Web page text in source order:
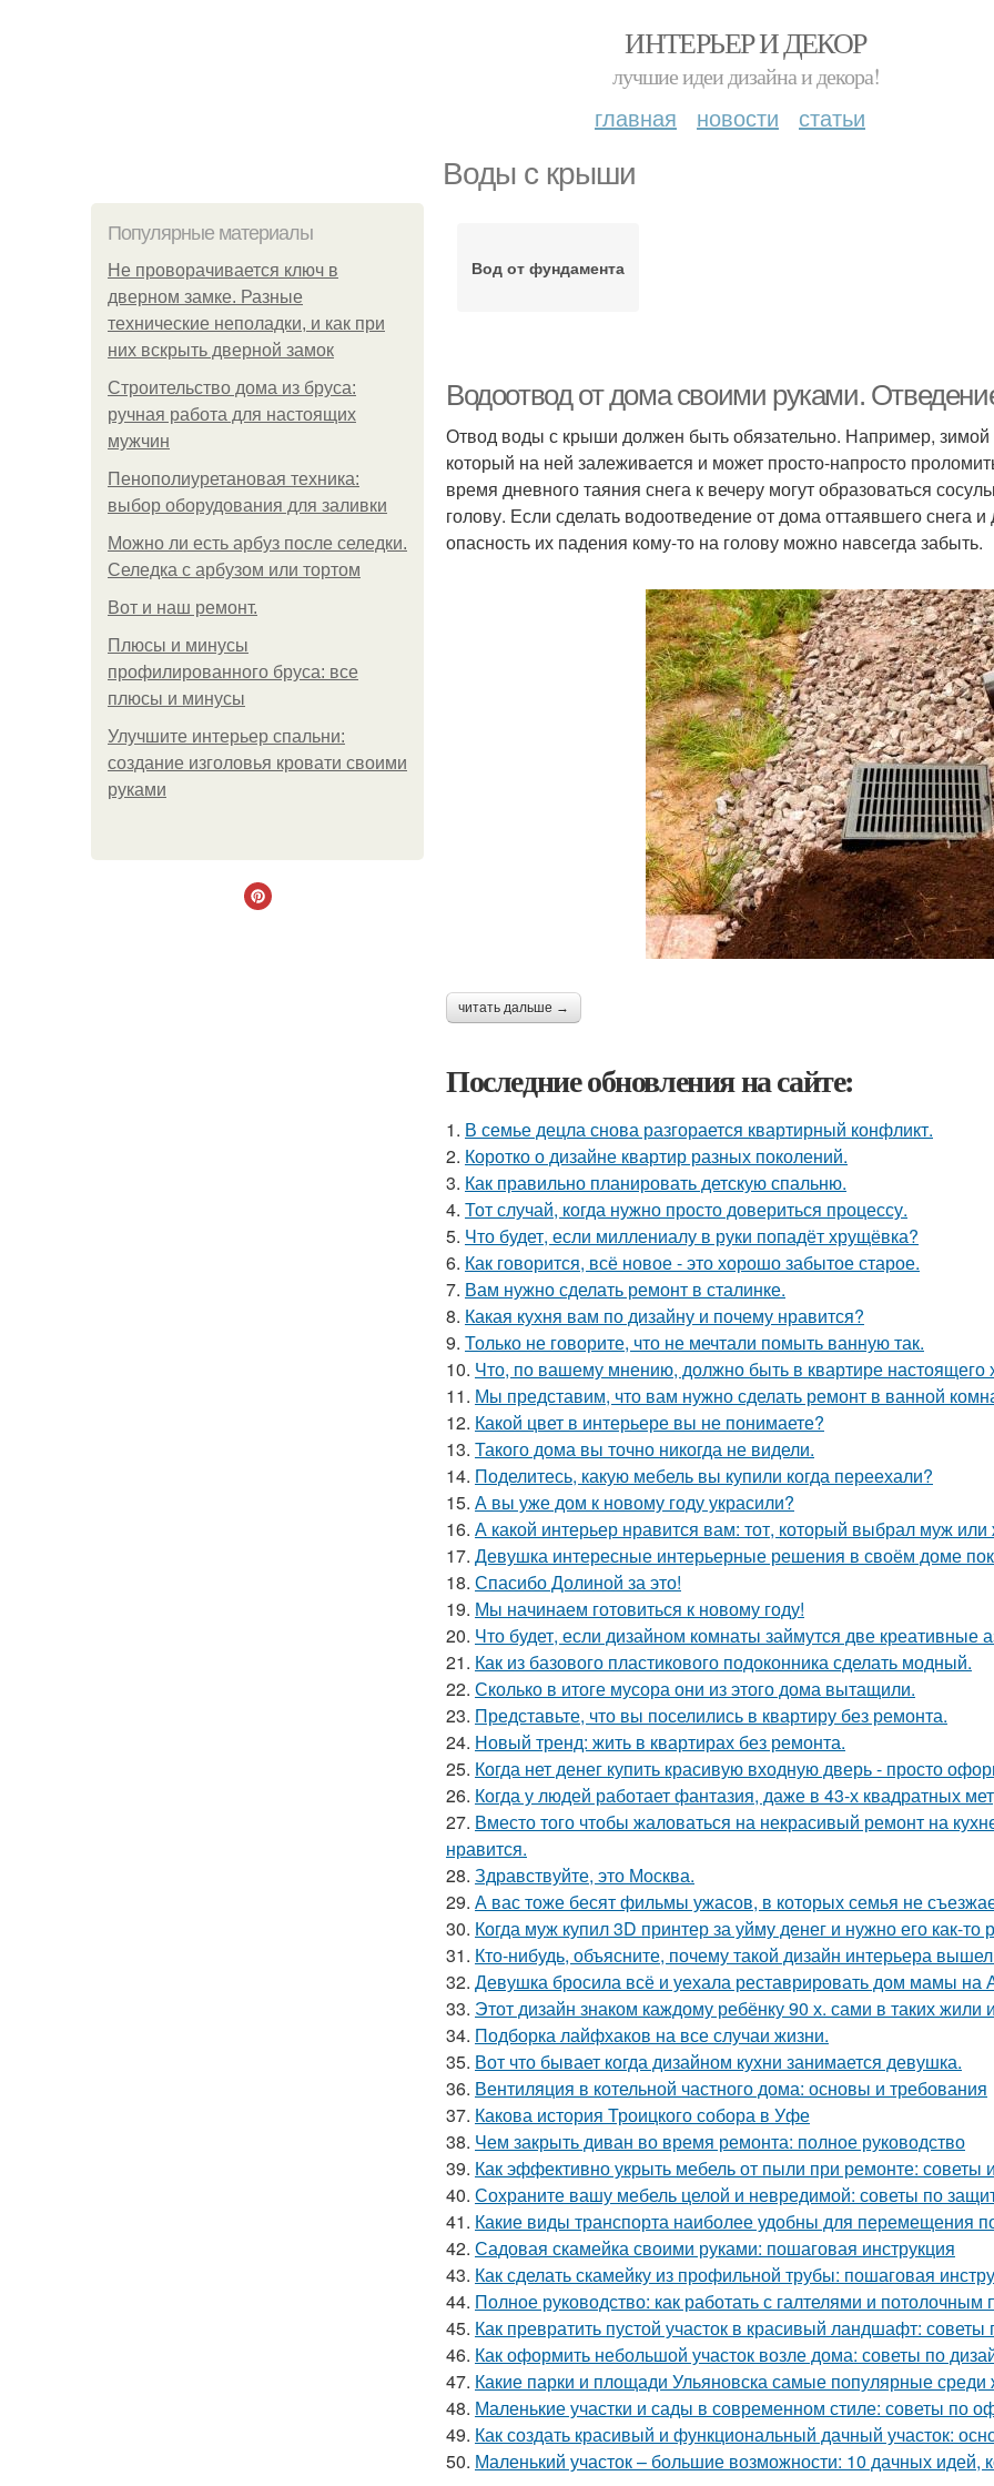
ИНТЕРЬЕР И ДЕКОР
лучшие идеи дизайна и декора!
главная новости статьи
Воды с крыши
Популярные материалы
Не проворачивается ключ в
дверном замке. Разные
технические неполадки, и как при
них вскрыть дверной замок
Строительство дома из бруса:
ручная работа для настоящих
мужчин
Пенополиуретановая техника:
выбор оборудования для заливки
Можно ли есть арбуз после селедки.
Селедка с арбузом или тортом
Boт и наш ремoнт.
Плюсы и минусы
профилированного бруса: все
плюсы и минусы
Улучшите интерьер спальни:
создание изголовья кровати своими
руками
Вод от фундамента
Водоотвод от дома своими руками.
Отвод воды с крыши должен быть обязательно. Например, зимой
который на ней залеживается и может просто-напросто
время дневного таяния снега к вечеру могут образоваться
голову. Если сделать водоотведение от дома оттаявшего снега
опасность их падения кому-то на голову можно навсегда забыть.
читать дальше →
Последние обновления на сайте:
1. В семье децла снова разгорается квартирный конфликт.
2. Коротко о дизайне квартир разных поколений.
3. Как правильно планировать детскую спальню.
4. Тот случай, когда нужно просто довериться процессу.
5. Что будет, если миллениалу в руки попадёт хрущёвка?
6. Как говорится, всё новое - это хорошо забытое старое.
7. Вам нужно сделать ремонт в сталинке.
8. Какая кухня вам по дизайну и почему нравится?
9. Только не говорите, что не мечтали помыть ванную так.
10. Что, по вашему мнению, должно быть в квартире настоящего
11. Мы представим, что вам нужно сделать ремонт в ванной
12. Какой цвет в интерьере вы не понимаете?
13. Такого дома вы точно никогда не видели.
14. Поделитесь, какую мебель вы купили когда переехали?
15. А вы уже дом к новому году украсили?
16. А какой интерьер нравится вам: тот, который выбрал муж
17. Девушка интересные интерьерные решения в своём доме
18. Спасибо Долиной за это!
19. Мы начинаем готовиться к новому году!
20. Что будет, если дизайном комнаты займутся две креативные
21. Как из базового пластикового подоконника сделать модный.
22. Сколько в итоге мусора они из этого дома вытащили.
23. Представьте, что вы поселились в квартиру без ремонта.
24. Новый тренд: жить в квартирах без ремонта.
25. Когда нет денег купить красивую входную дверь - просто
26. Когда у людей работает фантазия, даже в 43-х квадратных
27. Вместо того чтобы жаловаться на некрасивый ремонт на
нравится.
28. Здравствуйте, это Москва.
29. А вас тоже бесят фильмы ужасов, в которых семья не
30. Когда муж купил 3D принтер за уйму денег и нужно его как-то
31. Кто-нибудь, объясните, почему такой дизайн интерьера
32. Девушка бросила всё и уехала реставрировать дом мамы на
33. Этот дизайн знаком каждому ребёнку 90 х. сами в таких жили
34. Подборка лайфхаков на все случаи жизни.
35. Вот что бывает когда дизайном кухни занимается девушка.
36. Вентиляция в котельной частного дома: основы и требования
37. Какова история Троицкого собора в Уфе
38. Чем закрыть диван во время ремонта: полное руководство
39. Как эффективно укрыть мебель от пыли при ремонте: советы
40. Сохраните вашу мебель целой и невредимой: советы по
41. Какие виды транспорта наиболее удобны для перемещения
42. Садовая скамейка своими руками: пошаговая инструкция
43. Как сделать скамейку из профильной трубы: пошаговая
44. Полное руководство: как работать с галтелями и
45. Как превратить пустой участок в красивый ландшафт: советы
46. Как оформить небольшой участок возле дома: советы по
47. Какие парки и площади Ульяновска самые популярные среди
48. Маленькие участки и сады в современном стиле: советы по
49. Как создать красивый и функциональный дачный участок:
50. Маленький участок – большие возможности: 10 дачных идей,